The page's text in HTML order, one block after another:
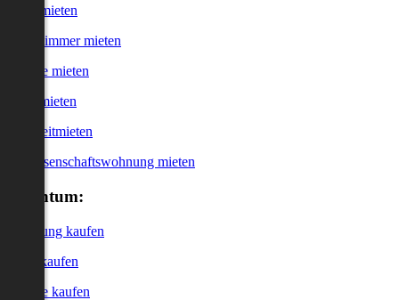
Haus mieten
WG-Zimmer mieten
Garage mieten
Büro mieten
Kurzzeitmieten
Genossenschaftswohnung mieten
Eigentum:
Wohnung kaufen
Haus kaufen
Garage kaufen